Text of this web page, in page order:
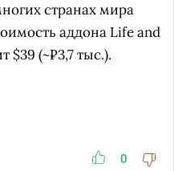
странах мира
аддона Life and
$39 (~₽3,7 тыс.).
0